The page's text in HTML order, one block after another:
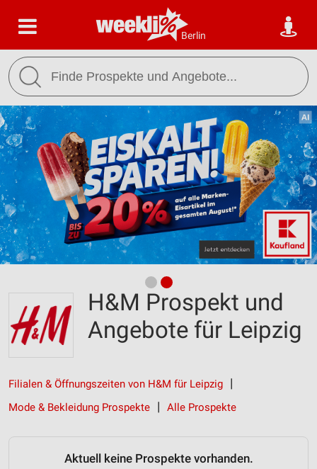
Berlin
H&M Prospekt und
Angebote für Leipzig
Filialen & Öffnungszeiten von H&M für Leipzig
Mode & Bekleidung Prospekte
Alle Prospekte
Aktuell keine Prospekte vorhanden.